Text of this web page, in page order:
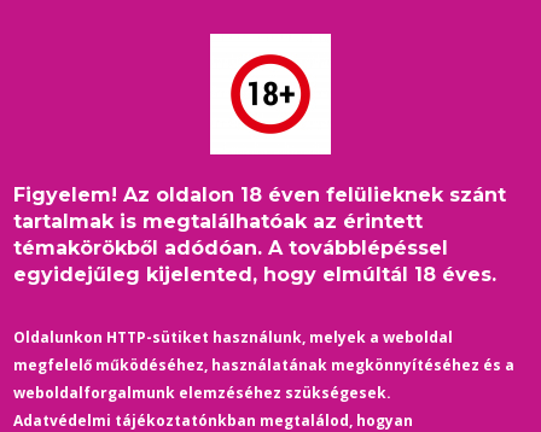
Figyelem! Az oldalon 18 éven felülieknek szánt
tartalmak is megtalálhatóak az érintett
témakörökből adódóan. A továbblépéssel
egyidejűleg kijelented, hogy elmúltál 18 éves.
Oldalunkon HTTP-sütiket használunk, melyek a weboldal
megfelelő működéséhez, használatának megkönnyítéséhez és a
weboldalforgalmunk elemzéséhez szükségesek.
Adatvédelmi tájékoztatónkban megtalálod, hogyan
Morzsa
Címlap /Életmód / Egészség-Sport